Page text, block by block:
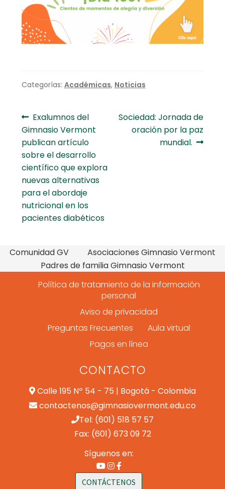
Categorías: Académicas, Noticias
Navegación
de
entradas
Anterior:
Exalumnos del
Gimnasio Vermont
publican artículo
sobre el desarrollo
científico que explora
nuevas alternativas
para el abordaje
nutricional en los
pacientes diabéticos
Siguiente:
Sociedad: Jornada de
oración por la paz
mundial.
Comunidad GV
Asociaciones Gimnasio Vermont
Padres de familia Gimnasio Vermont
Política de tratamiento de la información
personal
Aviso de privacidad
Preguntas Frecuentes
Aula virtual
Pagos en línea
CONTACTO
Calle 195 Nº 54 - 75 | Bogotá - Colombia
contactenos@gimnasiovermont.edu.co
Tel: (601) 518 57 57
Fax: (601) 673 09 72
Síguenos en:
CONTÁCTENOS